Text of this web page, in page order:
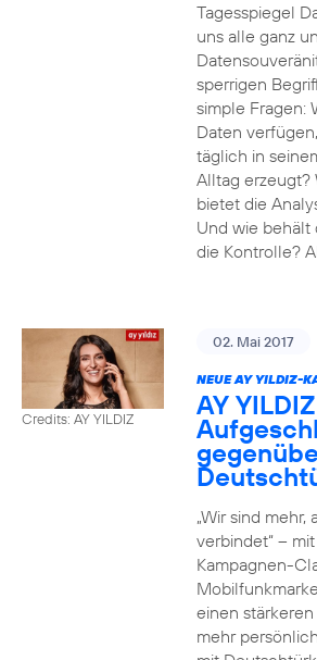
Tagesspiegel
uns alle ganz
sperrigen
simple Fragen:
Daten
täglich in
Alltag
bietet die
Und wie behält
die Kontrolle?
Credits: AY YILDIZ
02. Mai 2017
NEUE AY YILDIZ-
AY
„Wir sind mehr,
verbindet“ –
Kampagnen-
einen
mehr